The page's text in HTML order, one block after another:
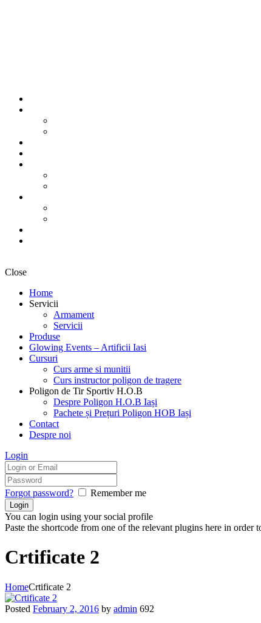
Close
Home
Servicii
Armament
Servicii
Produse
Glowing Events – Artificii Iasi
Cursuri
Curs arme si munitii
Curs instructor poligon de tragere
Poligon de Tir Sportiv H.O.B
Despre Poligon H.O.B Iași
Pachete și Prețuri Poligon HOB Iași
Contact
Despre noi
Login
Forgot password? Remember me
You can login using your social profile
Paste the shortcode from one of the relevant plugins here in
Crtificate 2
HomeCrtificate 2
Posted February 2, 2016 by admin 692